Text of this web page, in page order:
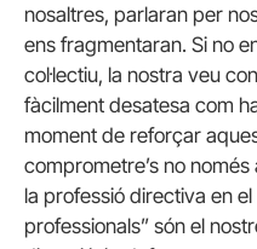
nosaltres, parlaran per
ens fragmentaran. Si no
col·lectiu, la nostra veu
fàcilment desatesa com
moment de reforçar
comprometre’s no
la professió directiva en
professionals” són el